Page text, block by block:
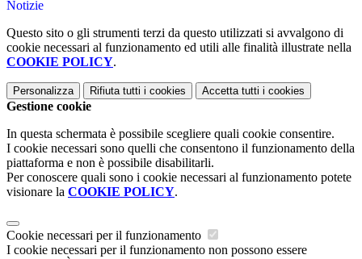
Notizie
Questo sito o gli strumenti terzi da questo utilizzati si avvalgono di
cookie necessari al funzionamento ed utili alle finalità illustrate nella
COOKIE POLICY.
Personalizza Rifiuta tutti i cookies Accetta tutti i cookies
Gestione cookie
In questa schermata è possibile scegliere quali cookie consentire.
I cookie necessari sono quelli che consentono il funzionamento della
piattaforma e non è possibile disabilitarli.
Per conoscere quali sono i cookie necessari al funzionamento potete
visionare la COOKIE POLICY.
Cookie necessari per il funzionamento
I cookie necessari per il funzionamento non possono essere